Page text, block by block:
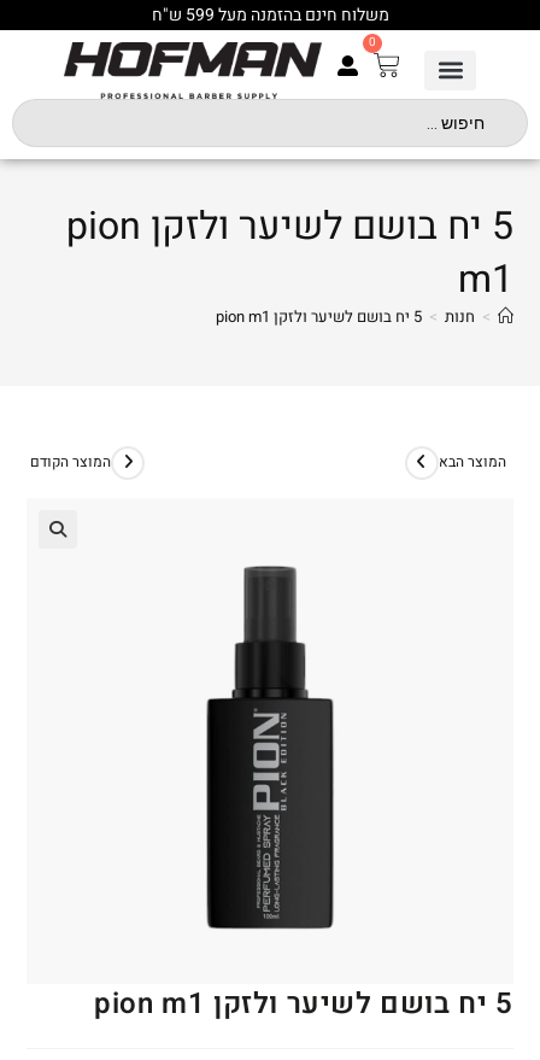
משלוח חינם בהזמנה מעל 599 ש"ח
0
5 יח בושם לשיער ולזקן pion
m1
> חנות > 5 יח בושם לשיער ולזקן pion m1
המוצר הקודם המוצר הבא
5 יח בושם לשיער ולזקן pion m1